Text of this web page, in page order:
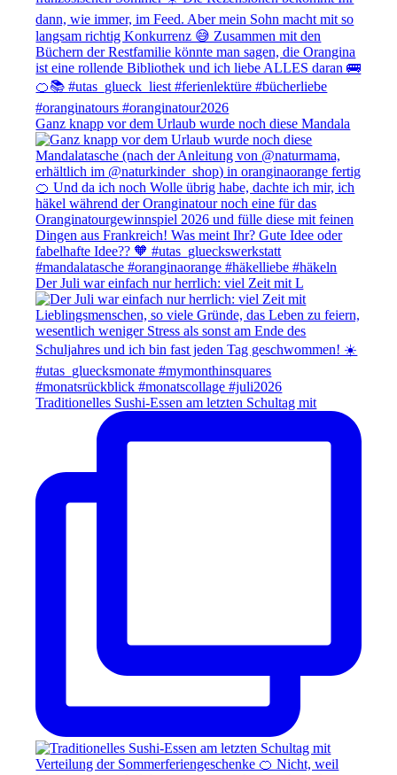
Ganz knapp vor dem Urlaub wurde noch diese Mandala
Der Juli war einfach nur herrlich: viel Zeit mit L
Traditionelles Sushi-Essen am letzten Schultag mit